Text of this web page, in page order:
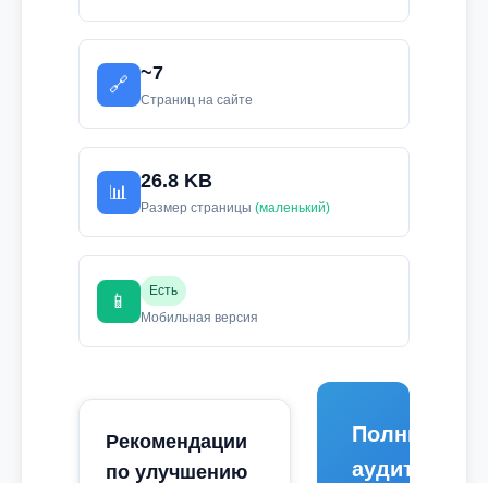
🔗
~7
Страниц на сайте
📊
26.8 KB
Размер страницы (маленький)
📱
Есть
Мобильная версия
Рекомендации
по улучшению
Полный
аудит